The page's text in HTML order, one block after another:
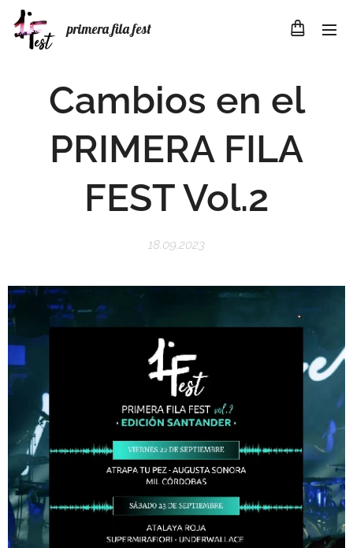
primera fila fest
Cambios en el
PRIMERA FILA
FEST Vol.2
18.09.2023